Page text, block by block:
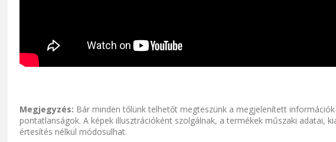
Megjegyzés: Bár minden tőlünk telhetőt megteszünk a megjelenített
pontatlanságok. A képek illusztrációként szolgálnak, a termékek műszaki adatai,
értesítés nélkül módosulhat.